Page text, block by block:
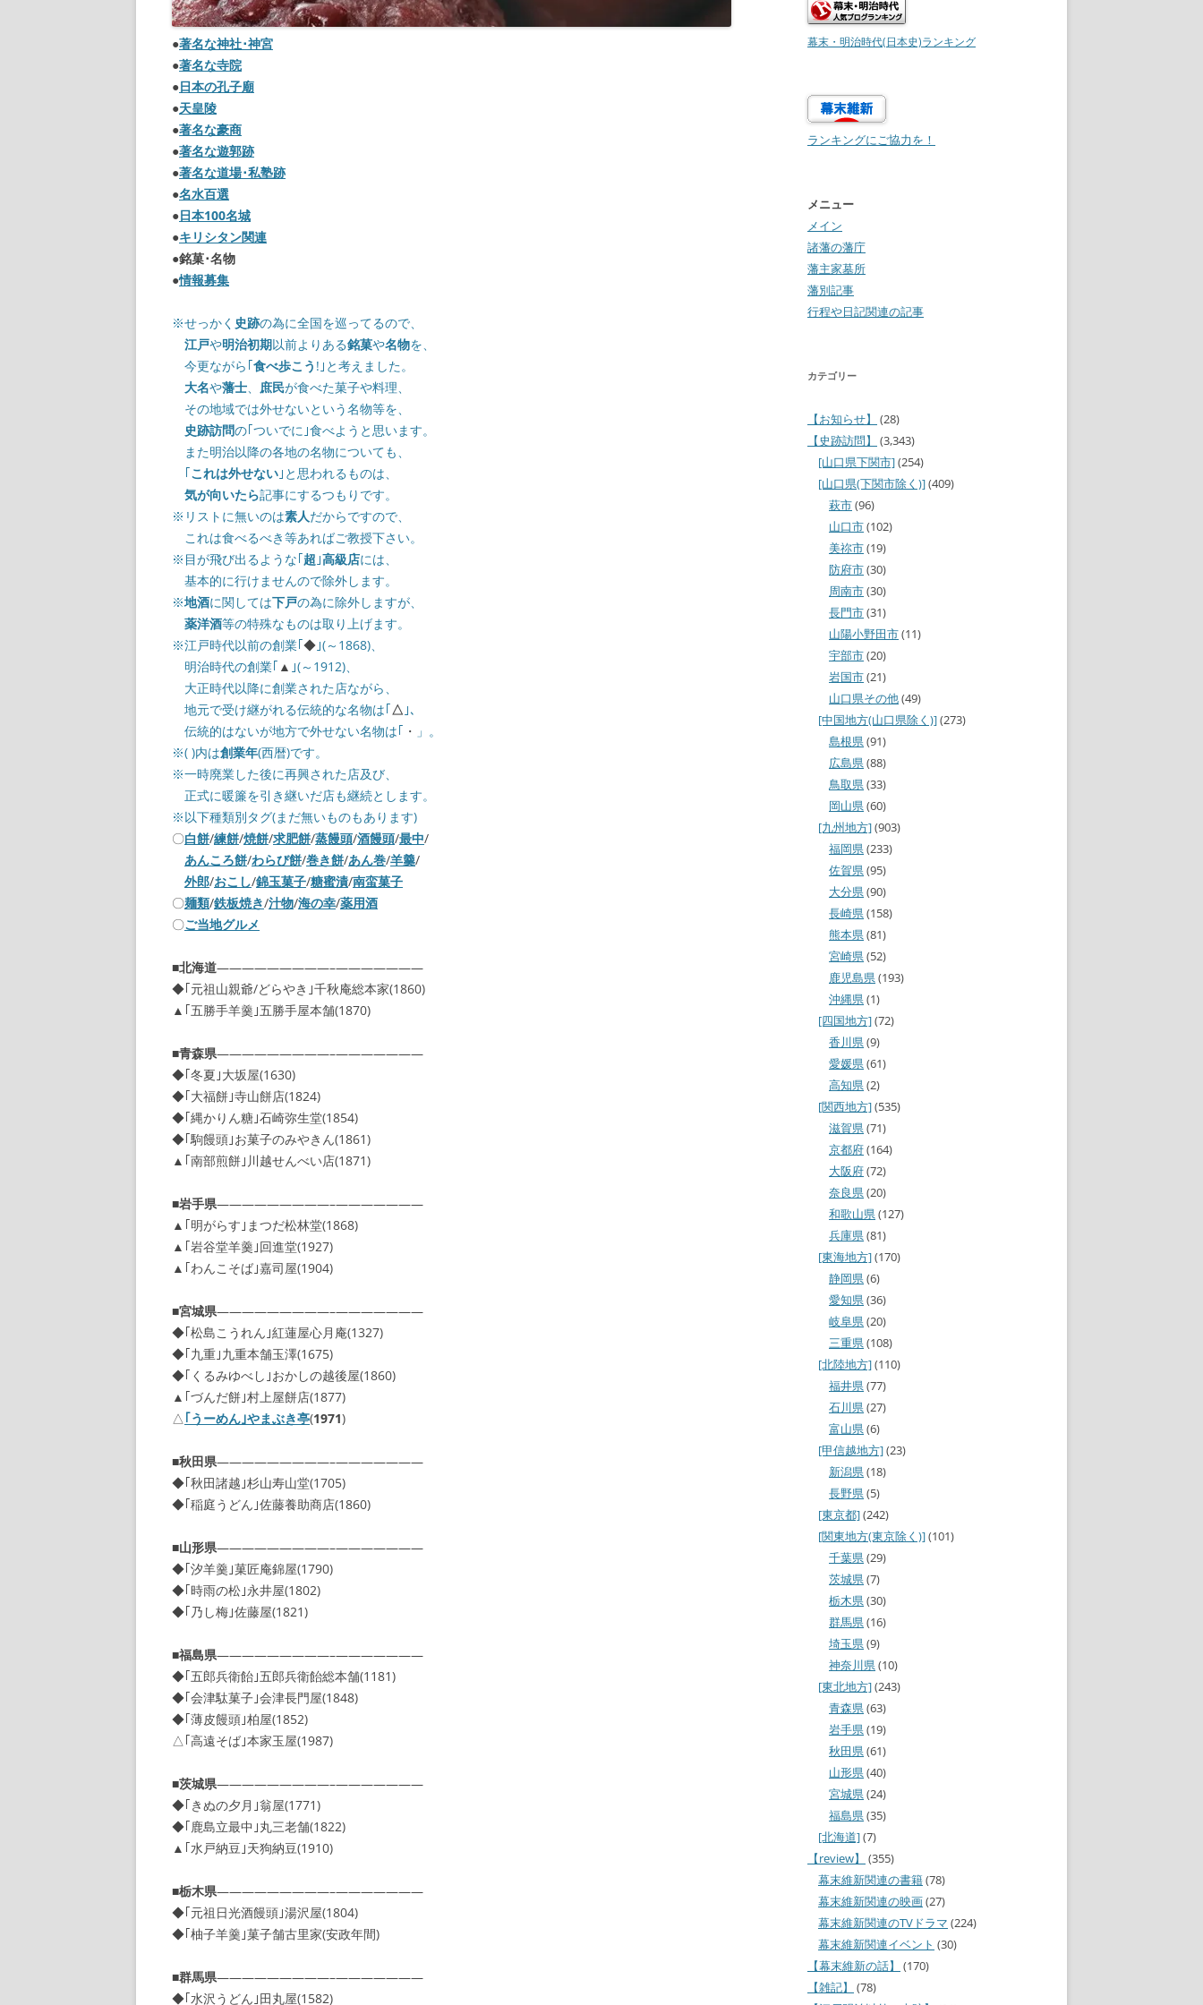
●著名な神社･神宮
●著名な寺院
●日本の孔子廟
●天皇陵
●著名な豪商
●著名な遊郭跡
●著名な道場･私塾跡
●名水百選
●日本100名城
●キリシタン関連
●銘菓･名物
●情報募集
※せっかく 史跡の為に全国を巡ってるので、
江戸や明治初期以前よりある銘菓や名物を、
今更ながら｢食べ歩こう !｣と考えました。
大名や藩士、 庶民が食べた菓子や料理、
その地域では外せないという名物等を、
史跡訪問の｢ついでに｣食べようと思います。
また明治以降の各地の名物についても、
｢これは外せない ｣と思われるものは、
気が向いたら記事にするつもりです。
※リストに無いのは素人だからですので、
これは食べるべき等あればご教授下さい。
※目が飛び出るような｢超 ｣高級店には、
基本的に行けませんので除外します。
※地酒に関しては下戸の為に除外しますが、
薬洋酒等の特殊なものは取り上げます。
※江戸時代以前の創業｢◆ ｣(～1868)、
明治時代の創業｢ ▲ ｣(～1912)、
大正時代以降に創業された店ながら、
地元で受け継がれる伝統的な名物は｢△ ｣、
伝統的はないが地方で外せない名物は｢ ・ 」。
※( )内は創業年(西暦)です。
※一時廃業した後に再興された店及び、
正式に暖簾を引き継いだ店も継続とします。
※以下種類別タグ(まだ無いものもあります)
〇白餅/練餅/焼餅/求肥餅/蒸饅頭/酒饅頭/最中/
あんころ餅/わらび餅/巻き餅/あん巻/羊羹/
外郎/おこし/錦玉菓子/糖蜜漬/南蛮菓子
〇麺類/鉄板焼き/汁物/海の幸/薬用酒
〇ご当地グルメ
■北海道—————————–———————
◆｢元祖山親爺/どらやき｣千秋庵総本家(1860)
▲｢五勝手羊羹｣五勝手屋本舗(1870)
■青森県—————————–———————
◆｢冬夏｣大坂屋(1630)
◆｢大福餅｣寺山餅店(1824)
◆｢縄かりん糖｣石崎弥生堂(1854)
◆｢駒饅頭｣お菓子のみやきん(1861)
▲｢南部煎餅｣川越せんべい店(1871)
■岩手県—————————–———————
▲｢明がらす｣まつだ松林堂(1868)
▲｢岩谷堂羊羹｣回進堂(1927)
▲｢わんこそば｣嘉司屋(1904)
■宮城県—————————–———————
◆｢松島こうれん｣紅蓮屋心月庵(1327)
◆｢九重｣九重本舗玉澤(1675)
◆｢くるみゆべし｣おかしの越後屋(1860)
▲｢づんだ餅｣村上屋餅店(1877)
△ ｢うーめん｣やまぶき亭(1971)
■秋田県—————————–———————
◆｢秋田諸越｣杉山寿山堂(1705)
◆｢稲庭うどん｣佐藤養助商店(1860)
■山形県—————————–———————
◆｢汐羊羹｣菓匠庵錦屋(1790)
◆｢時雨の松｣永井屋(1802)
◆｢乃し梅｣佐藤屋(1821)
■福島県—————————–———————
◆｢五郎兵衛飴｣五郎兵衛飴総本舗(1181)
◆｢会津駄菓子｣会津長門屋(1848)
◆｢薄皮饅頭｣柏屋(1852)
△｢高遠そば｣本家玉屋(1987)
■茨城県—————————–———————
◆｢きぬの夕月｣翁屋(1771)
◆｢鹿島立最中｣丸三老舗(1822)
▲｢水戸納豆｣天狗納豆(1910)
■栃木県—————————–———————
◆｢元祖日光酒饅頭｣湯沢屋(1804)
◆｢柚子羊羹｣菓子舗古里家(安政年間)
■群馬県—————————–———————
◆｢水沢うどん｣田丸屋(1582)
幕末・明治時代(日本史)ランキング
ランキングにご協力を！
メニュー
メイン
諸藩の藩庁
藩主家墓所
藩別記事
行程や日記関連の記事
カテゴリー
【お知らせ】
(28)
【史跡訪問】
(3,343)
[山口県下関市](254)
[山口県(下関市除く)](409)
萩市(96)
山口市(102)
美祢市(19)
防府市(30)
周南市(30)
長門市(31)
山陽小野田市(11)
宇部市(20)
岩国市(21)
山口県その他(49)
[中国地方(山口県除く)](273)
島根県(91)
広島県(88)
鳥取県(33)
岡山県(60)
[九州地方](903)
福岡県(233)
佐賀県(95)
大分県(90)
長崎県(158)
熊本県(81)
宮崎県(52)
鹿児島県(193)
沖縄県(1)
[四国地方](72)
香川県(9)
愛媛県(61)
高知県(2)
[関西地方](535)
滋賀県(71)
京都府(164)
大阪府(72)
奈良県(20)
和歌山県(127)
兵庫県(81)
[東海地方](170)
静岡県(6)
愛知県(36)
岐阜県(20)
三重県(108)
[北陸地方](110)
福井県(77)
石川県(27)
富山県(6)
[甲信越地方](23)
新潟県(18)
長野県(5)
[東京都](242)
[関東地方(東京除く)](101)
千葉県(29)
茨城県(7)
栃木県(30)
群馬県(16)
埼玉県(9)
神奈川県(10)
[東北地方](243)
青森県(63)
岩手県(19)
秋田県(61)
山形県(40)
宮城県(24)
福島県(35)
[北海道](7)
【review】
(355)
幕末維新関連の書籍(78)
幕末維新関連の映画(27)
幕末維新関連のTVドラマ (224)
幕末維新関連イベント (30)
【幕末維新の話】
(170)
【雑記】
(78)